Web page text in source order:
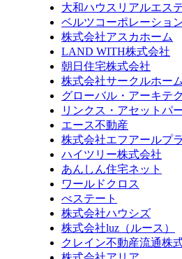
大和ハウスリアルエス
ベルツコーポレーショ
株式会社アスカホーム
LAND WITH株式会社
朝日住宅株式会社
株式会社サークルホーム
グローバル・アーキテ
リンクス・アセットパ
エース不動産
株式会社エフアールプ
ハイツリー株式会社
あんしん住宅ネット
ワールドクロス
べステート
株式会社ハウシズ
株式会社luz（ルース）
クレイン不動産流通株